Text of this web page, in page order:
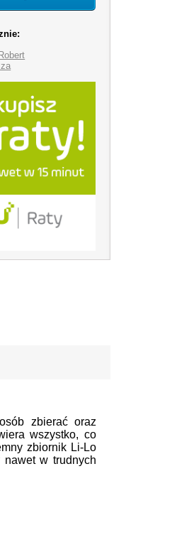
zbierać oraz
wszystko, co
zbiornik Li-Lo
w trudnych